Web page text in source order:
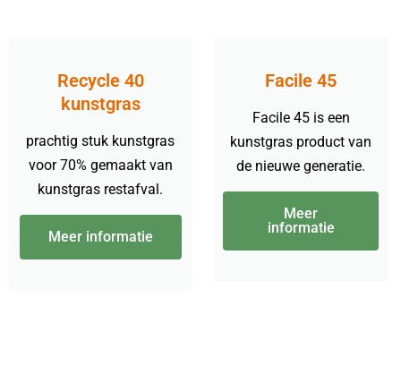
Recycle 40
kunstgras
prachtig stuk kunstgras
voor 70% gemaakt van
kunstgras restafval.
Meer informatie
Facile 45
Facile 45 is een
kunstgras product van
de nieuwe generatie.
Meer
informatie